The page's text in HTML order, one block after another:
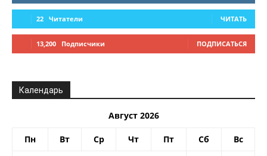
22 Читатели ЧИТАТЬ
13,200 Подписчики ПОДПИСАТЬСЯ
Календарь
Август 2026
Пн Вт Ср Чт Пт Сб Вс